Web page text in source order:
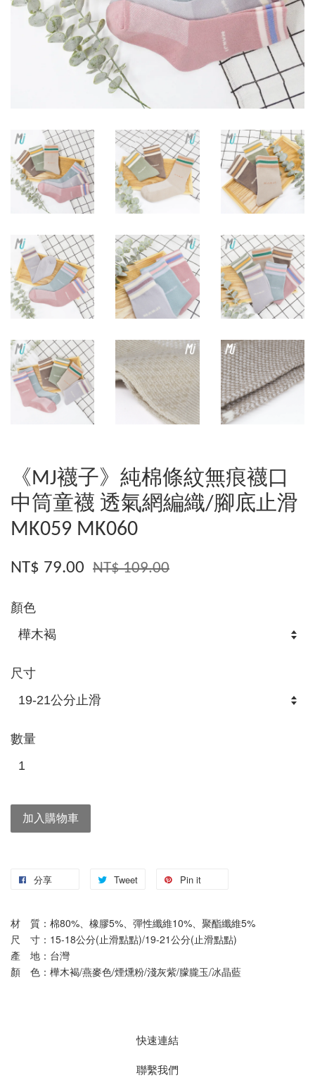
《MJ襪子》純棉條紋無痕襪口
中筒童襪 透氣網編織/腳底止滑
MK059 MK060
NT$ 79.00 NT$ 109.00
顏色
尺寸
數量
加入購物車
分享 Tweet Pin it
材　質：棉80%、橡膠5%、彈性纖維10%、聚酯纖維5%
尺　寸：15-18公分(止滑點點)/19-21公分(止滑點點)
產　地：台灣
顏　色：樺木褐/燕麥色/煙燻粉/淺灰紫/朦朧玉/冰晶藍
快速連結
聯繫我們